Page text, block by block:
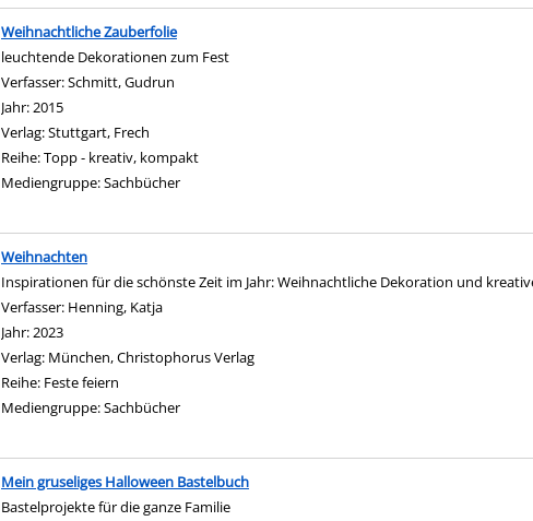
Weihnachtliche Zauberfolie
leuchtende Dekorationen zum Fest
Verfasser:Schmitt, Gudrun
Jahr:2015
Verlag:Stuttgart, Frech
Reihe:Topp - kreativ, kompakt
Mediengruppe:Sachbücher
Weihnachten
Inspirationen für die schönste Zeit im Jahr: Weihnachtliche Dekoration und
Verfasser: Henning, Katja
Jahr:2023
Verlag: München, Christophorus Verlag
Reihe: Feste feiern
Mediengruppe:Sachbücher
Mein gruseliges Halloween Bastelbuch
Bastelprojekte für die ganze Familie